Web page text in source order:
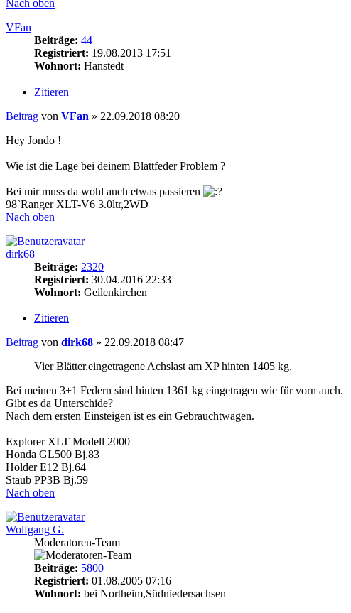
Nach oben
VFan
Beiträge: 44
Registriert: 19.08.2013 17:51
Wohnort: Hanstedt
Zitieren
Beitrag von VFan » 22.09.2018 08:20
Hey Jondo !
Wie ist die Lage bei deinem Blattfeder Problem ?
Bei mir muss da wohl auch etwas passieren
98`Ranger XLT-V6 3.0ltr,2WD
Nach oben
dirk68
Beiträge: 2320
Registriert: 30.04.2016 22:33
Wohnort: Geilenkirchen
Zitieren
Beitrag von dirk68 » 22.09.2018 08:47
Vier Blätter,eingetragene Achslast am XP hinten 1405 kg.
Bei meinen 3+1 Federn sind hinten 1361 kg eingetragen wie für vorn auch.
Gibt es da Unterschide?
Nach dem ersten Einsteigen ist es ein Gebrauchtwagen.
Explorer XLT Modell 2000
Honda GL500 Bj.83
Holder E12 Bj.64
Staub PP3B Bj.59
Nach oben
Wolfgang G.
Moderatoren-Team
Beiträge: 5800
Registriert: 01.08.2005 07:16
Wohnort: bei Northeim,Südniedersachsen